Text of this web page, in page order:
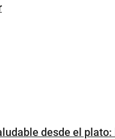
desde el plato: